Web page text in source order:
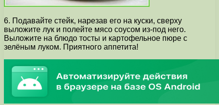
6. Подавайте стейк, нарезав его на куски, сверху
выложите лук и полейте мясо соусом из-под него.
Выложите на блюдо тосты и картофельное пюре с
зелёным луком. Приятного аппетита!